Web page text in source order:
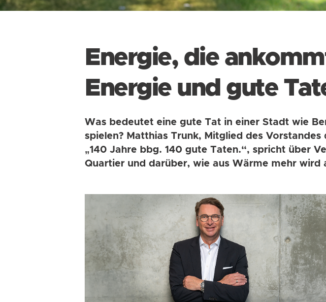
Energie, die
Energie und gute
Was bedeutet eine gute Tat in einer Stadt wie
spielen? Matthias Trunk, Mitglied des
„140 Jahre bbg. 140 gute Taten.“, spricht über
Quartier und darüber, wie aus Wärme mehr wird